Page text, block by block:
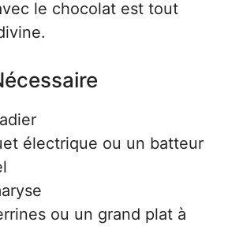
le chocolat est tout
électrique ou un batteur
ou un grand plat à